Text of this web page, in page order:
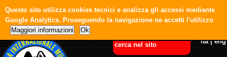
ita|eng
Questo sito utilizza cookies tecnici e analizza gli accessi mediante
Google Analytics. Proseguendo la navigazione ne accetti l'utilizzo
Maggiori informazioni
Ok